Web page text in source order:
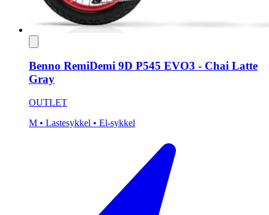
Benno RemiDemi 9D P545 EVO3 - Chai Latte
Gray
OUTLET
M • Lastesykkel • El-sykkel